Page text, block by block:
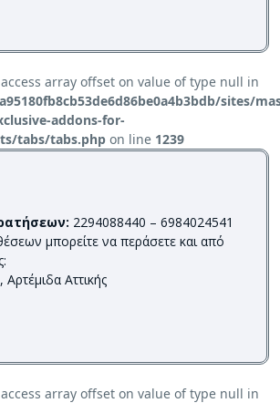
array offset on value of type null in
sites/
addons-for-
tabs/tabs.php on line 1239
2294088440 – 6984024541
μπορείτε να περάσετε και από
Αττικής
array offset on value of type null in